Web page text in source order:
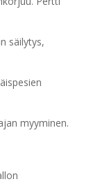
säilytys,
myyminen.